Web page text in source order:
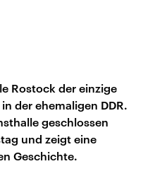
Rostock der einzige
der ehemaligen DDR.
geschlossen
und zeigt eine
Geschichte.